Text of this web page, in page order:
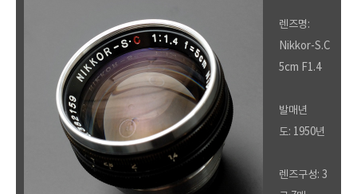
렌즈명:
Nikkor-S.C
5cm F1.4
발매년
도: 1950년
렌즈구성: 3